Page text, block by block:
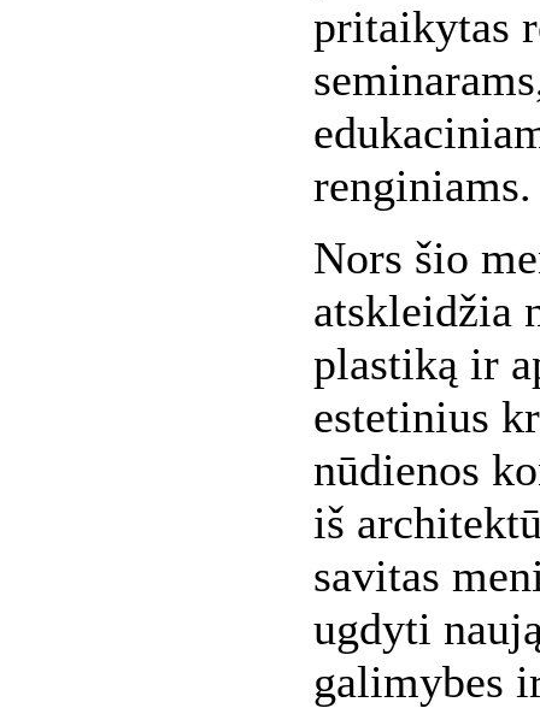
pritaikytas
renginiams.
Nors šio
atskleidžia
plastiką ir
estetinius
nūdienos
iš
savitas
ugdyti
galimybes